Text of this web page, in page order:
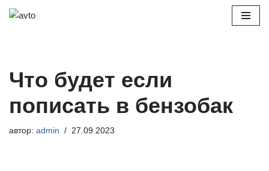
Что будет если
пописать в бензобак
автор: admin 27.09.2023